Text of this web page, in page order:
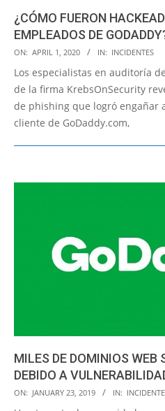
¿CÓMO FUERON
EMPLEADOS DE
2020-
04-
01
ON: APRIL 1, 2020 IN: INCIDENTES
Los especialistas en auditoría
de la firma KrebsOnSecurity
de phishing que logró engañar
cliente de GoDaddy.com,
MILES DE DOMINIOS WEB
DEBIDO A
2019-
01-
ON: JANUARY 23, 2019 IN: